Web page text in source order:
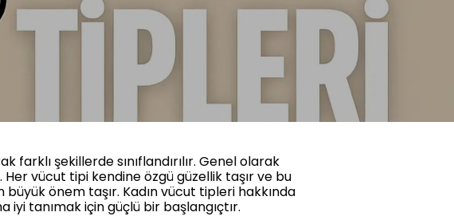
şekillerde sınıflandırılır. Genel olarak
vücut tipi kendine özgü güzellik taşır ve bu
önem taşır. Kadın vücut tipleri hakkında
tanımak için güçlü bir başlangıçtır.